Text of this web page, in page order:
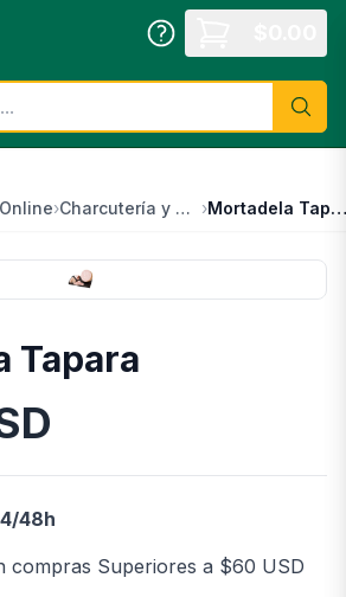
› Charcutería y Quesos › Mortadela Tapara
Tapara
48h
compras Superiores a $60 USD